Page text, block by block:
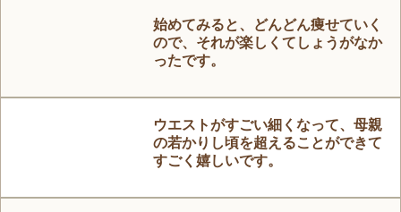
始めてみると、どんどん痩せていく
ので、それが楽しくてしょうがなか
ったです。
ウエストがすごい細くなって、母親
の若かりし頃を超えることができて
すごく嬉しいです。